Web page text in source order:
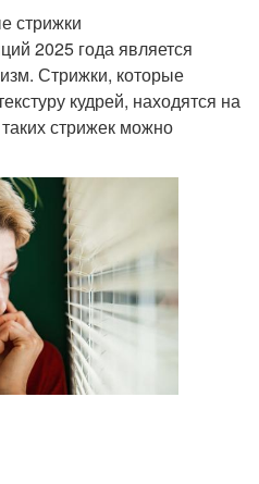
стрижки
2025 года является
Стрижки, которые
кудрей, находятся на
стрижек можно